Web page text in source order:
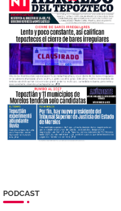
PODCAST